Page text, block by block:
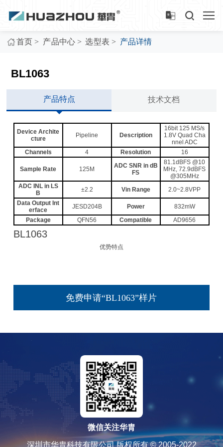
首页 > 产品中心 > 选型表 > 产品详情
BL1063
产品特点 技术文档
Device Archite
cture
Pipeline Description
16bit 125 MS/s
1.8V Quad Cha
nnel ADC
Channels
4 Resolution 16
Sample Rate 125M
ADC SNR in dB
FS
81.1dBFS @10
MHz, 72.9dBFS
@305MHz
ADC INL in LS
B
±2.2 Vin Range
2.0~2.8VPP
Data Output Int
erface
JESD204B Power
832mW
Package
QFN56 Compatible AD9656
BL1063
优势特点
免费申请“BL1063”样片
微信关注华胄
深圳市华胄科技有限公司 版权所有 © 2005-2022